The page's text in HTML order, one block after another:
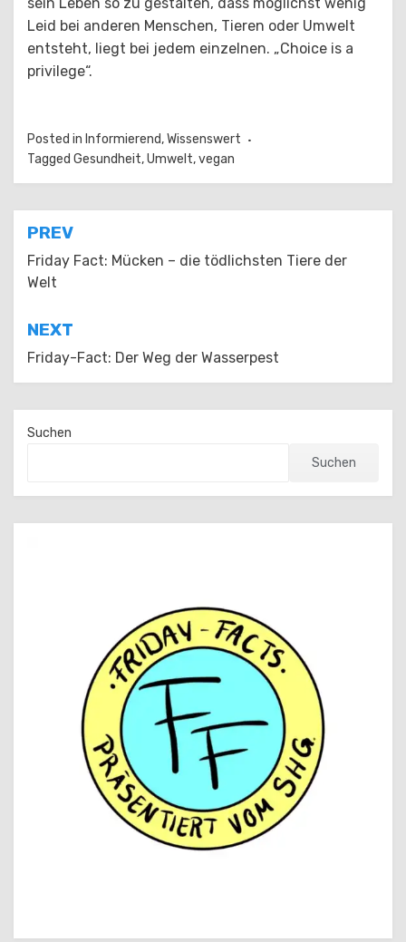
sein Leben so zu gestalten, dass möglichst wenig
Leid bei anderen Menschen, Tieren oder Umwelt
entsteht, liegt bei jedem einzelnen. „Choice is a
privilege“.
Posted in Informierend,Wissenswert
Tagged Gesundheit,Umwelt,vegan
Beitragsnavigation
PREV
Friday Fact: Mücken – die tödlichsten Tiere der
Welt
NEXT
Friday-Fact: Der Weg der Wasserpest
Suchen
Suchen